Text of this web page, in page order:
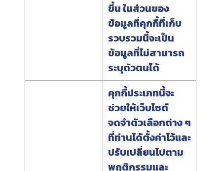
ขึ้น ในส่วนของ
ข้อมูลที่คุกกี้ที่เก็บ
รวบรวมนี้จะเป็น
ข้อมูลที่ไม่สามารถ
ระบุตัวตนได้
คุกกี้ประเภทนี้จะ
ช่วยให้เว็บไซต์
จดจำตัวเลือกต่าง ๆ
ที่ท่านได้ตั้งค่าไว้และ
ปรับเปลี่ยนไปตาม
พฤติกรรมและ